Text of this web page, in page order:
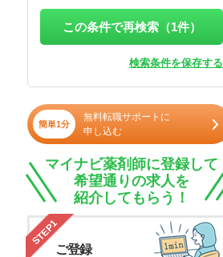
この条件で再検索（1件）
検索条件を保存する
簡単1分
無料転職サポートに
申し込む
マイナビ薬剤師に登録して
希望通りの求人を
紹介してもらう！
STEP1
ご登録